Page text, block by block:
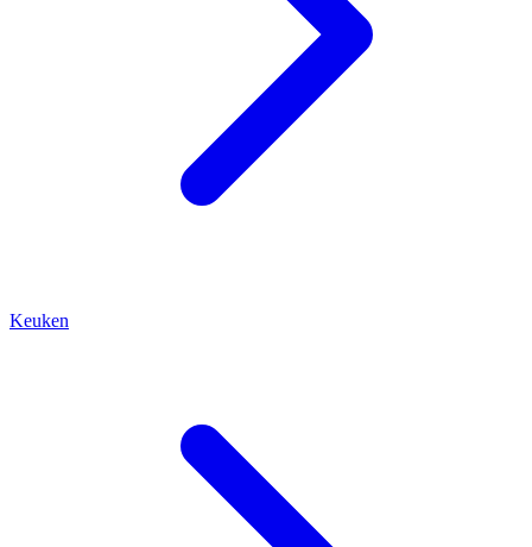
Keuken